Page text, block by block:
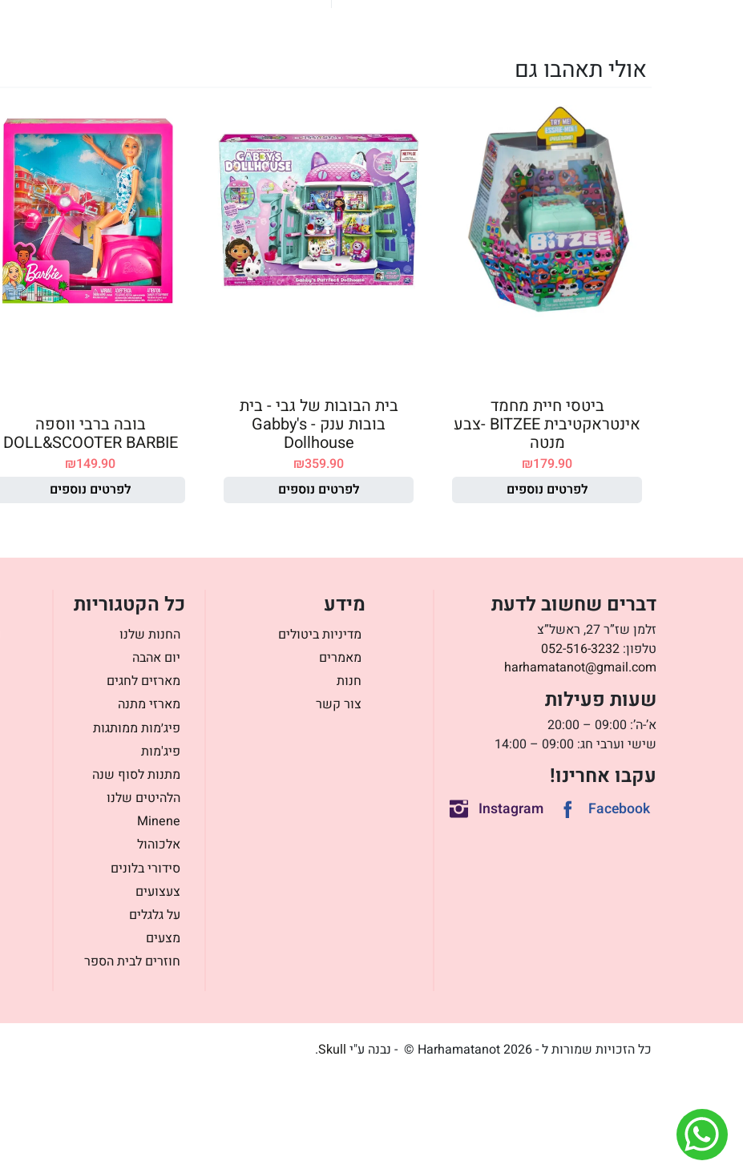
אולי תאהבו גם
ביטסי חיית מחמד
אינטראקטיבית BITZEE -צבע
מנטה
₪179.90
לפרטים נוספים
בית הבובות של גבי - בית
בובות ענק - Gabby's
Dollhouse
₪359.90
לפרטים נוספים
בובה ברבי ווספה
DOLL&SCOOTER BARBIE
₪149.90
לפרטים נוספים
דברים שחשוב לדעת
זלמן שז”ר 27, ראשל”צ
טלפון: 052-516-3232
harhamatanot@gmail.com
שעות פעילות
א’-ה’: 09:00 – 20:00
שישי וערבי חג: 09:00 – 14:00
עקבו אחרינו!
Facebook
Instagram
מידע
מדיניות ביטולים
מאמרים
חנות
צור קשר
כל הקטגוריות
החנות שלנו
יום אהבה
מארזים לחגים
מארזי מתנה
פיג׳מות ממותגות
פיג'מות
מתנות לסוף שנה
הלהיטים שלנו
Minene
אלכוהול
סידורי בלונים
צעצועים
על גלגלים
מצעים
חוזרים לבית הספר
כל הזכויות שמורות ל - Harhamatanot 2026 © - נבנה ע"י Skull
.